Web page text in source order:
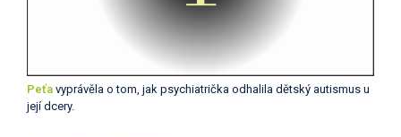
Peťa vyprávěla o tom, jak psychiatrička odhalila dětský autismus u
její dcery.